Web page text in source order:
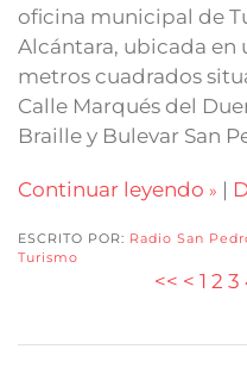
oficina municipal de
Alcántara, ubicada
metros cuadrados
Calle Marqués del
Braille y Bulevar San
Continuar leyendo |
ESCRITO POR: Radio San
Turismo
<< < 1 2 3